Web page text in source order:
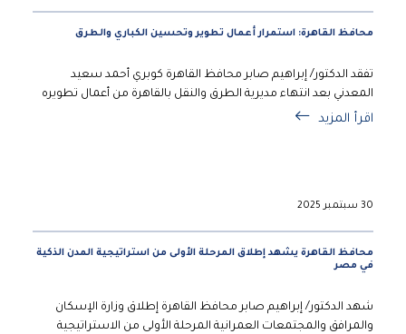
محافظ القاهرة: استمرار أعمال تطوير وتحسين الكباري والطرق
تفقد الدكتور/ إبراهيم صابر محافظ القاهرة كوبري أحمد سعيد
المعدني بعد انتهاء مديرية الطرق والنقل بالقاهرة من أعمال تطويره
اقرأ المزيد
30 سبتمبر 2025
محافظ القاهرة يشهد إطلاق المرحلة الأولى من استراتيجية المدن الذكية
في مصر
شهد الدكتور/ إبراهيم صابر محافظ القاهرة إطلاق وزارة الإسكان
والمرافق والمجتمعات العمرانية المرحلة الأولى من الاستراتيجية